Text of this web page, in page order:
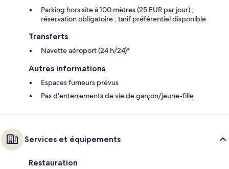
Parking hors site à 100 mètres (25 EUR par jour) ;
réservation obligatoire ; tarif préférentiel disponible
Transferts
Navette aéroport (24 h/24)*
Autres informations
Espaces fumeurs prévus
Pas d'enterrements de vie de garçon/jeune-fille
Services et équipements
Restauration